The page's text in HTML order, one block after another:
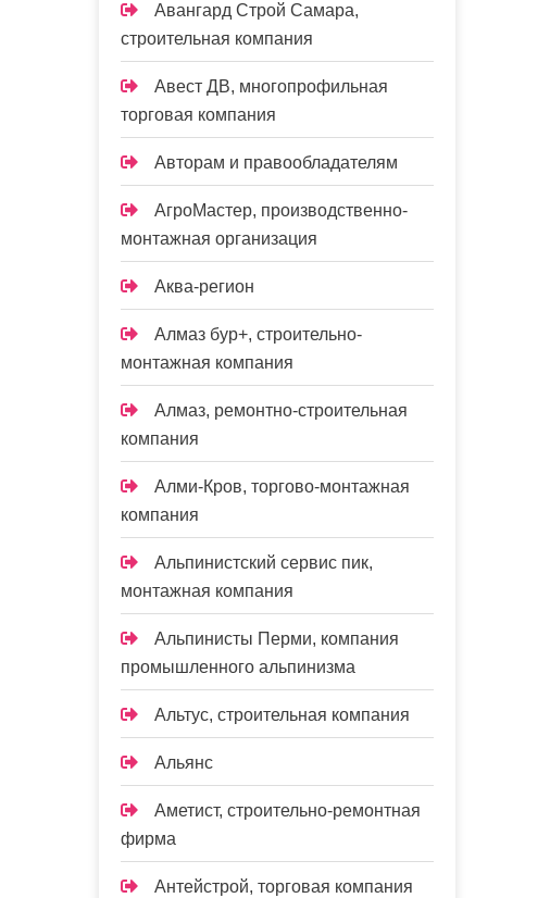
Авангард Строй Самара,
строительная компания
Авест ДВ, многопрофильная
торговая компания
Авторам и правообладателям
АгроМастер, производственно-
монтажная организация
Аква-регион
Алмаз бур+, строительно-
монтажная компания
Алмаз, ремонтно-строительная
компания
Алми-Кров, торгово-монтажная
компания
Альпинистский сервис пик,
монтажная компания
Альпинисты Перми, компания
промышленного альпинизма
Альтус, строительная компания
Альянс
Аметист, строительно-ремонтная
фирма
Антейстрой, торговая компания